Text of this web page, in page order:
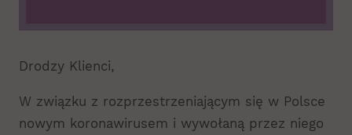
Drodzy Klienci,
W związku z rozprzestrzeniającym się w Polsce
nowym koronawirusem i wywołaną przez niego